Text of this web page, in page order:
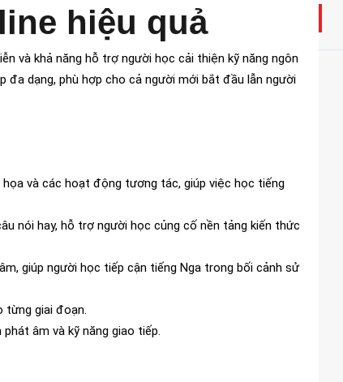
hiệu quả
và khả năng hỗ trợ người học cải thiện kỹ năng ngôn
đa dạng, phù hợp cho cả người mới bắt đầu lẫn người
và các hoạt động tương tác, giúp việc học tiếng
nói hay, hỗ trợ người học củng cố nền tảng kiến thức
giúp người học tiếp cận tiếng Nga trong bối cảnh sử
từng giai đoạn.
âm và kỹ năng giao tiếp.